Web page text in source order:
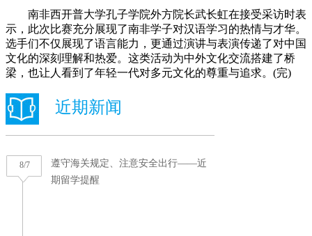
南非西开普大学孔子学院外方院长武长虹在接受采访时表
示，此次比赛充分展现了南非学子对汉语学习的热情与才华。
选手们不仅展现了语言能力，更通过演讲与表演传递了对中国
文化的深刻理解和热爱。这类活动为中外文化交流搭建了桥
梁，也让人看到了年轻一代对多元文化的尊重与追求。(完)